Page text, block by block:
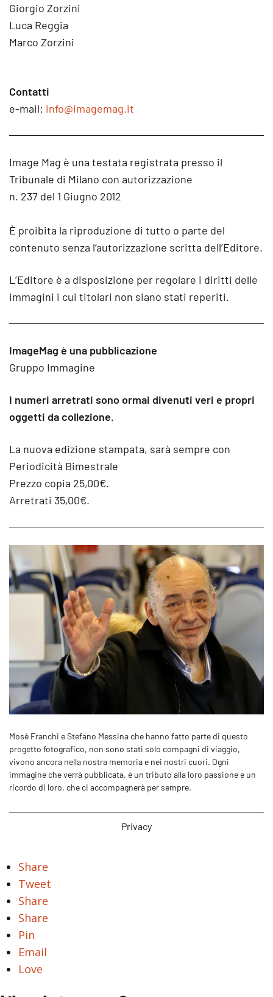
Giorgio Zorzini
Luca Reggia
Marco Zorzini
Contatti
e-mail: info@imagemag.it
Image Mag è una testata registrata presso il
Tribunale di Milano con autorizzazione
n. 237 del 1 Giugno 2012
È proibita la riproduzione di tutto o parte del
contenuto senza l’autorizzazione scritta dell’Editore.
L’Editore è a disposizione per regolare i diritti delle
immagini i cui titolari non siano stati reperiti.
ImageMag è una pubblicazione
Gruppo Immagine
I numeri arretrati sono ormai divenuti veri e propri
oggetti da collezione.
La nuova edizione stampata, sarà sempre con
Periodicità Bimestrale
Prezzo copia 25,00€.
Arretrati 35,00€.
Mosè Franchi e Stefano Messina che hanno fatto parte di questo
progetto fotografico, non sono stati solo compagni di viaggio,
vivono ancora nella nostra memoria e nei nostri cuori. Ogni
immagine che verrà pubblicata, è un tributo alla loro passione e un
ricordo di loro, che ci accompagnerà per sempre.
Privacy
Share
Tweet
Share
Share
Pin
Email
Love